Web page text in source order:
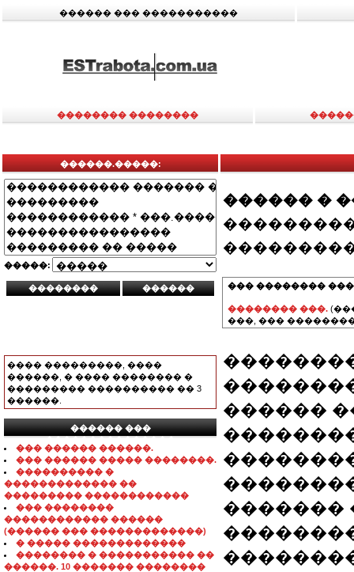
������ ��� �����������
�������� ��������
������.�����:
�����:
���� ���������, ����
������, � ���� �������� �
��������� ���������� �� 3
������.
������ ���
���������������
��� ������ ������.
��� ������ ����� ��������.
���������� �
������������� ��
��������� ������������
��� ��������
������������ ������
(������ ��� �������������)
� ����� �������������
�������� � ����������� ��
������. 10 ������� ��������
������ �
��� ��������
�������� ���.
���, ���
��������
������
�������